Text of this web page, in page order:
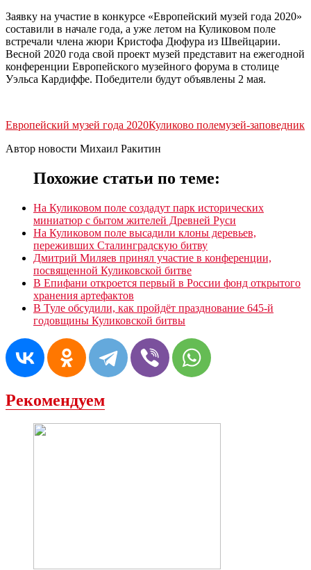
Заявку на участие в конкурсе «Европейский музей года 2020»
составили в начале года, а уже летом на Куликовом поле
встречали члена жюри Кристофа Дюфура из Швейцарии.
Весной 2020 года свой проект музей представит на ежегодной
конференции Европейского музейного форума в столице
Уэльса Кардиффе. Победители будут объявлены 2 мая.
Европейский музей года 2020Куликово полемузей-заповедник
Автор новости Михаил Ракитин
Похожие статьи по теме:
На Куликовом поле создадут парк исторических
миниатюр с бытом жителей Древней Руси
На Куликовом поле высадили клоны деревьев,
переживших Сталинградскую битву
Дмитрий Миляев принял участие в конференции,
посвященной Куликовской битве
В Епифани откроется первый в России фонд открытого
хранения артефактов
В Туле обсудили, как пройдёт празднование 645-й
годовщины Куликовской битвы
Рекомендуем